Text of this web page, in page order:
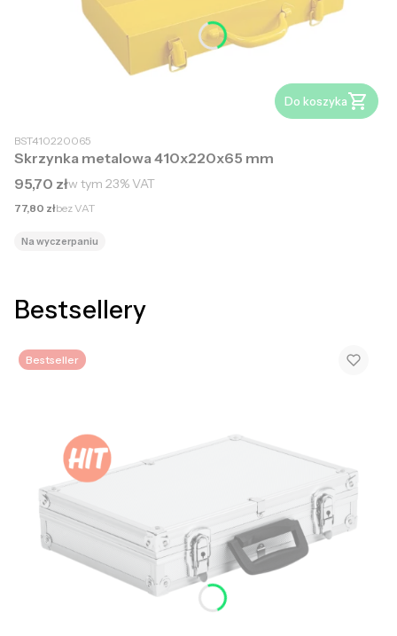
Do koszyka
BST410220065
Skrzynka metalowa 410x220x65 mm
Cena brutto
95,70 złw tym 23%VAT
Cena netto
77,80 złbez VAT
Na wyczerpaniu
Bestsellery
Bestseller